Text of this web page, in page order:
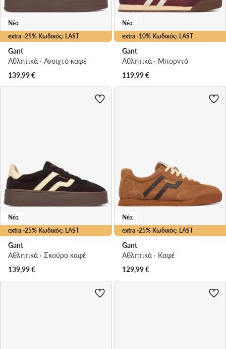
extra -25% Κωδικός: LAST
Νέα
Gant
Αθλητικά · Ανοιχτό καφέ
139,99€
extra -10% Κωδικός: LAST
Νέα
Gant
Αθλητικά · Μπορντό
119,99€
extra -25% Κωδικός: LAST
Νέα
Gant
Αθλητικά · Σκούρο καφέ
139,99€
extra -25% Κωδικός: LAST
Νέα
Gant
Αθλητικά · Καφέ
129,99€